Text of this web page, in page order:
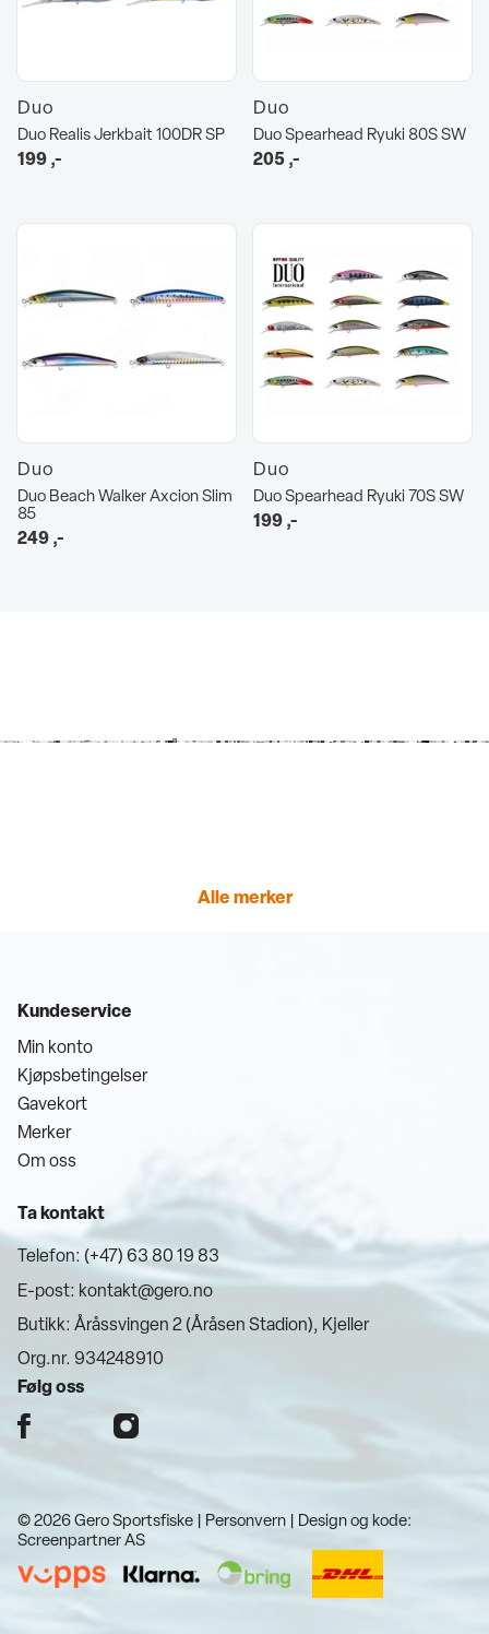
Duo
Duo Realis Jerkbait 100DR SP
199,-
Duo
Duo Spearhead Ryuki 80S SW
205,-
Duo
Duo Beach Walker Axcion Slim
85
249,-
Duo
Duo Spearhead Ryuki 70S SW
199,-
Alle merker
Kundeservice
Min konto
Kjøpsbetingelser
Gavekort
Merker
Om oss
Ta kontakt
Telefon: (+47) 63 80 19 83
E-post: kontakt@gero.no
Butikk: Åråssvingen 2 (Åråsen Stadion), Kjeller
Org.nr. 934248910
Følg oss
© 2026 Gero Sportsfiske | Personvern | Design og kode:
Screenpartner AS